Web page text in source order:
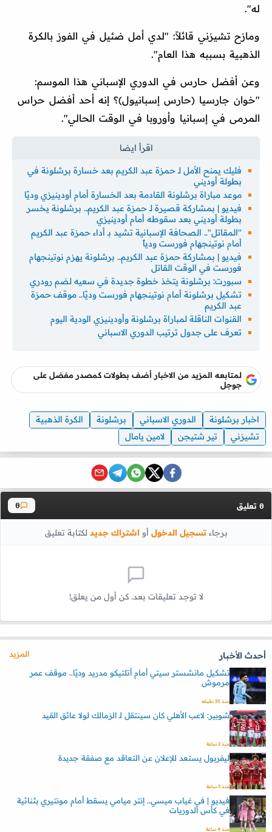
له".
ومازح تشيزني قائلاً: "لدي أمل ضئيل في الفوز بالكرة
الذهبية بسببه هذا العام".
وعن أفضل حارس في الدوري الإسباني هذا الموسم:
"خوان جارسيا (حارس إسبانيول)؟ إنه أحد أفضل حراس
المرمى في إسبانيا وأوروبا في الوقت الحالي".
فليك يمنح الأمل لـ حمزة عبد الكريم بعد خسارة برشلونة في
بطولة أوديني
موعد مباراة برشلونة القادمة بعد الخسارة أمام أودينيزي وديًا
فيديو | بمشاركة قصيرة لـ حمزة عبد الكريم.. برشلونة يخسر
بطولة أوديني بعد سقوطه أمام أودينيزي
"المقاتل".. الصحافة الإسبانية تشيد بـ أداء حمزة عبد الكريم
أمام نوتينجهام فورست ودياً
فيديو | بمشاركة حمزة عبد الكريم.. برشلونة يهزم نوتينجهام
فورست في الوقت القاتل
سبورت: برشلونة يتخذ خطوة جديدة في سعيه لضم رودري
تشكيل برشلونة أمام نوتينجهام فورست وديًا.. موقف حمزة
عبد الكريم
القنوات الناقلة لمباراة برشلونة وأودينيزي الودية اليوم
تعرف على جدول ترتيب الدوري الاسباني
لمتابعه المزيد من الاخبار أضف بطولات كمصدر مفضل على
جوجل
اخبار برشلونة الدوري الاسباني برشلونة
الكرة الذهبية
تشيزني
تير شتيجن لامين يامال
0 تعليق 0
برجاءتسجيل الدخول أواشتراك جديد لكتابة تعليق
لا توجد تعليقات بعد. كن أول من يعلق!
أحدث الأخبار
المزيد
تشكيل مانشستر سيتي أمام أتلتيكو مدريد وديًا.. موقف عمر
مرموش
منذ 35 دقيقه
شوبير: لاعب الأهلي كان سينتقل لـ الزمالك لولا عائق القيد
منذ 2 ساعة
ليفربول يستعد للإعلان عن التعاقد مع صفقة جديدة
منذ 3 ساعة
فيديو | في غياب ميسي.. إنتر ميامي يسقط أمام مونتيري بثنائية
في كأس الدوريات
منذ 4 ساعة